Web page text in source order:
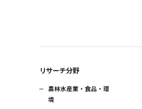
リサーチ分野
農林水産業・食品・環
境